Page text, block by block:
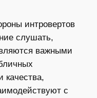
интровертов
слушать,
важными
качества,
с